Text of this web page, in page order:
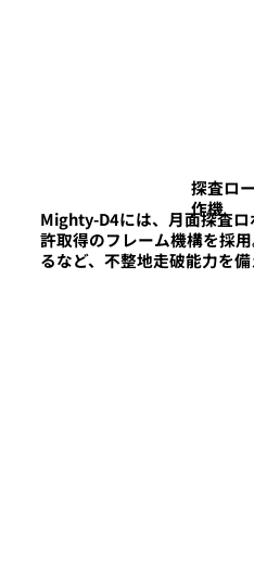
探査ロ
作機
Mighty-D4には、月面探査
許取得のフレーム機構を採
るなど、不整地走破能力を